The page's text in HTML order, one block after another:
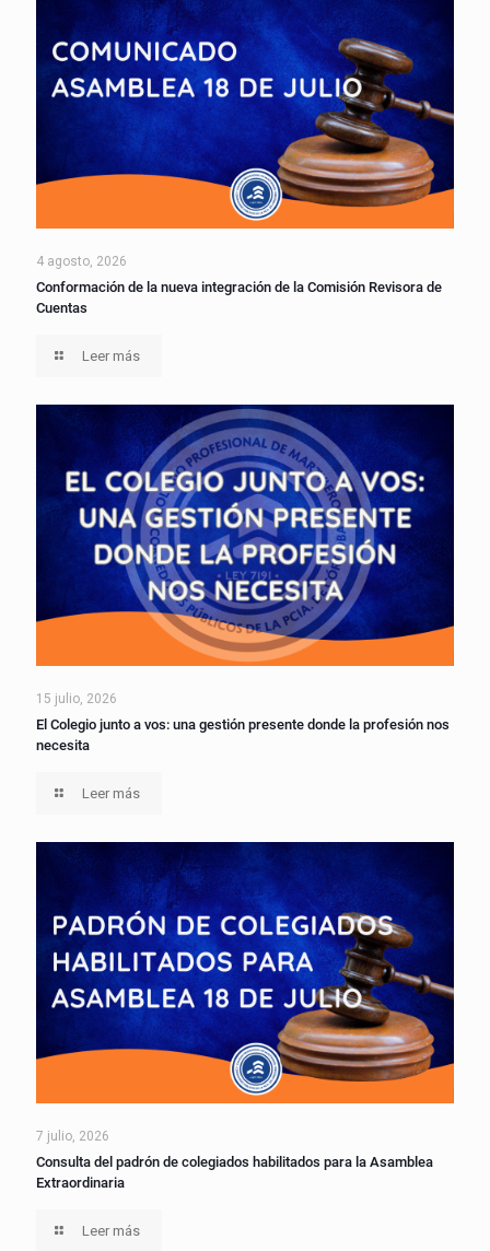
4 agosto, 2026
Conformación de la nueva integración de la Comisión Revisora de
Cuentas
Leer más
15 julio, 2026
El Colegio junto a vos: una gestión presente donde la profesión nos
necesita
Leer más
7 julio, 2026
Consulta del padrón de colegiados habilitados para la Asamblea
Extraordinaria
Leer más